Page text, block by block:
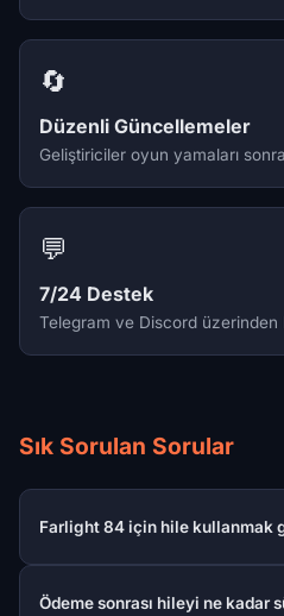
🔄
Düzenli Güncellemeler
Geliştiriciler oyun yamaları
💬
7/24 Destek
Telegram ve Discord üzerinden
Sık Sorulan Sorular
Farlight 84 için hile kullanmak
Ödeme sonrası hileyi ne kadar